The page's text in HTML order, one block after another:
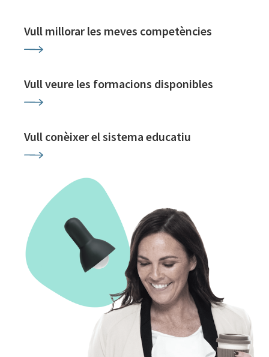
Vull millorar les meves competències
Vull veure les formacions disponibles
Vull conèixer el sistema educatiu